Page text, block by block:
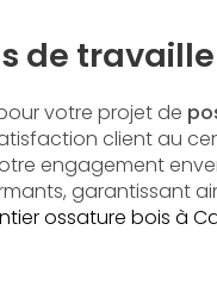
de
votre projet de
client au
engagement
garantissant
ossature bois à